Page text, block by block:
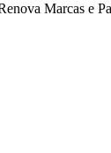
Marcas e